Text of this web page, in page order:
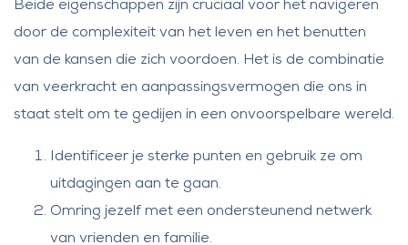
Beide eigenschappen zijn cruciaal voor het navigeren
door de complexiteit van het leven en het benutten
van de kansen die zich voordoen. Het is de combinatie
van veerkracht en aanpassingsvermogen die ons in
staat stelt om te gedijen in een onvoorspelbare wereld.
Identificeer je sterke punten en gebruik ze om
uitdagingen aan te gaan.
Omring jezelf met een ondersteunend netwerk
van vrienden en familie.